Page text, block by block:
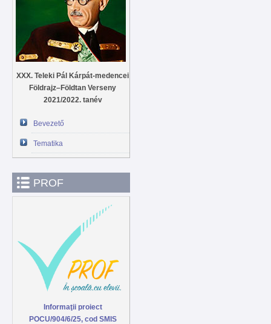
XXX. Teleki Pál Kárpát-medencei
Földrajz–Földtan Verseny
2021/2022. tanév
Bevezető
Tematika
PROF
Informaţii proiect
POCU/904/6/25, cod SMIS